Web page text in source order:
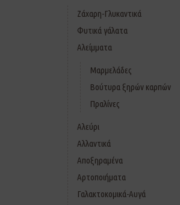
Ζάχαρη-Γλυκαντικά
Φυτικά γάλατα
Αλείμματα
Μαρμελάδες
Βούτυρα ξηρών καρπών
Πραλίνες
Αλεύρι
Αλλαντικά
Αποξηραμένα
Αρτοποιήματα
Γαλακτοκομικά-Αυγά